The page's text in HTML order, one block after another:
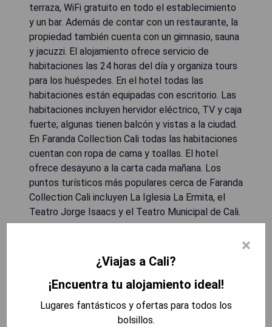
terraza, WiFi gratuito en todo el establecimiento
y un bar. Además de contar con un restaurante, la
propiedad también cuenta con un gimnasio, sauna
y jacuzzi. El alojamiento ofrece servicio de
habitaciones las 24 horas del día y organiza tours
para los huéspedes. En el hotel todas las
habitaciones están equipadas con escritorio. Las
habitaciones incluyen hervidor eléctrico, TV y caja
fuerte; algunas tienen balcón y vistas a la ciudad.
En Faranda Collection Cali todas las habitaciones
cuentan con ropa de cama y toallas. El hotel
ofrece desayuno a la carta cada mañana. Los
puntos turísticos más populares cerca de Faranda
Collection Cali incluyen La Iglesia La Ermita, el
Teatro Jorge Isaacs y el Teatro Municipal de Cali.
El aeropuerto más cercano es el Aeropuerto
encuentra a 21 km del hotel; además brinda
servicio pago de traslado al aeropuerto.
Pros:
- Excelente ubicación en pleno centro histórico.
×
¿Viajas a Cali?
¡Encuentra tu alojamiento ideal!
Lugares fantásticos y ofertas para todos los
bolsillos.